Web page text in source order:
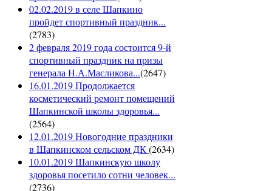
02.02.2019 в селе Шапкино
пройдет спортивный праздник...
(2783)
2 февраля 2019 года состоится 9-й
спортивный праздник на призы
генерала Н.А.Масликова...(2647)
16.01.2019 Продолжается
косметический ремонт помещений
Шапкинской школы здоровья...
(2564)
12.01.2019 Новогодние праздники
в Шапкинском сельском ДК(2634)
10.01.2019 Шапкинскую школу
здоровья посетило сотни человек...
(2736)